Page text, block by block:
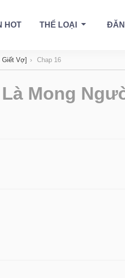
HOT THỂ LOẠI
Giết Vợ] Chap 16
Mong